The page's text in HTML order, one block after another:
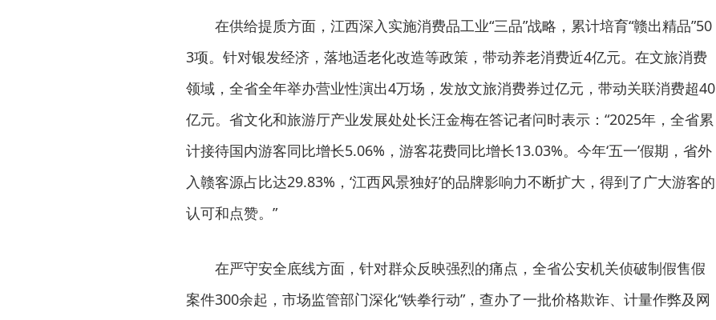
在供给提质方面，江西深入实施消费品工业“三品”战略，累计培育“赣出精品”50
3项。针对银发经济，落地适老化改造等政策，带动养老消费近4亿元。在文旅消费
领域，全省全年举办营业性演出4万场，发放文旅消费券过亿元，带动关联消费超40
亿元。省文化和旅游厅产业发展处处长汪金梅在答记者问时表示：“2025年，全省累
计接待国内游客同比增长5.06%，游客花费同比增长13.03%。今年‘五一’假期，省外
入赣客源占比达29.83%，‘江西风景独好’的品牌影响力不断扩大，得到了广大游客的
认可和点赞。”
在严守安全底线方面，针对群众反映强烈的痛点，全省公安机关侦破制假售假
案件300余起，市场监管部门深化“铁拳行动”，查办了一批价格欺诈、计量作弊及网